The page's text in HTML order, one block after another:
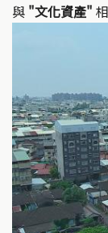
與 "文化資產"